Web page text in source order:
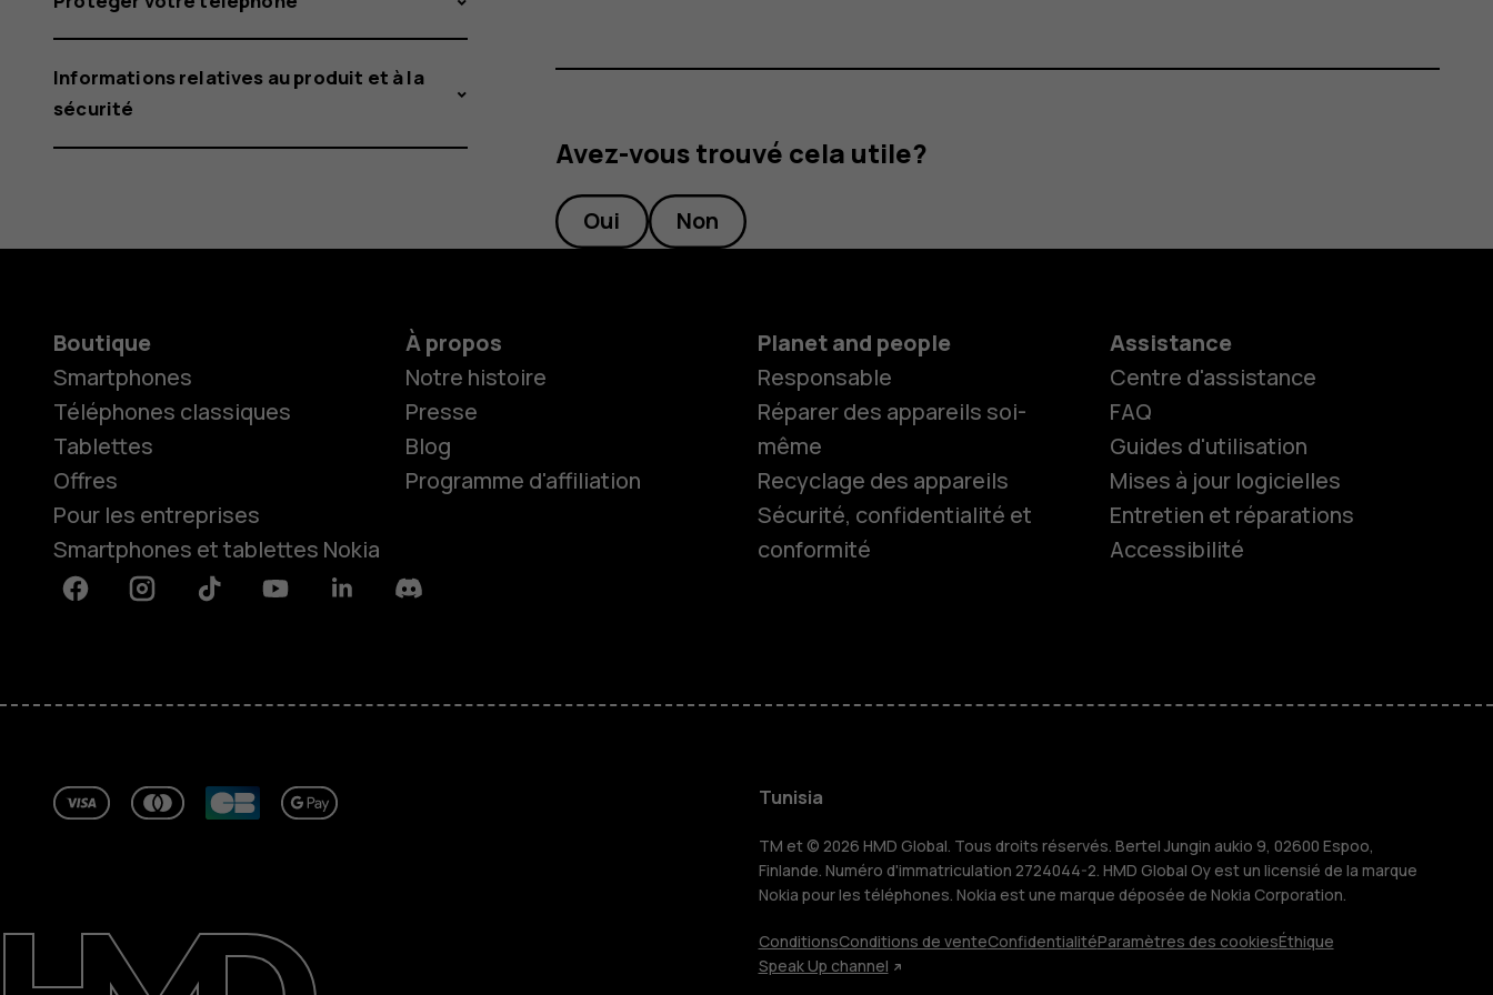
Smartphones
Pour les entreprises
Tablettes
À propos
Assistance
Avez-vous trouvé cela utile?
Oui Non
Informations relatives au produit et à la
sécurité
Boutique
Smartphones
Téléphones classiques
Tablettes
Offres
Pour les entreprises
Smartphones et tablettes Nokia
À propos
Notre histoire
Presse
Blog
Programme d'affiliation
Planet and people
Responsable
Réparer des appareils soi-
même
Recyclage des appareils
Sécurité, confidentialité et
conformité
Assistance
Centre d'assistance
FAQ
Guides d'utilisation
Mises à jour logicielles
Entretien et réparations
Accessibilité
FacebookInstagramTiktok YoutubeLinkedinDiscord
Tunisia
TM et © 2026 HMD Global. Tous droits réservés. Bertel Jungin aukio 9, 02600 Espoo,
Finlande. Numéro d'immatriculation 2724044-2. HMD Global Oy est un licensié de la marque
Nokia pour les téléphones. Nokia est une marque déposée de Nokia Corporation.
ConditionsConditions de venteConfidentialitéParamètres des cookiesÉthique
Speak Up channel